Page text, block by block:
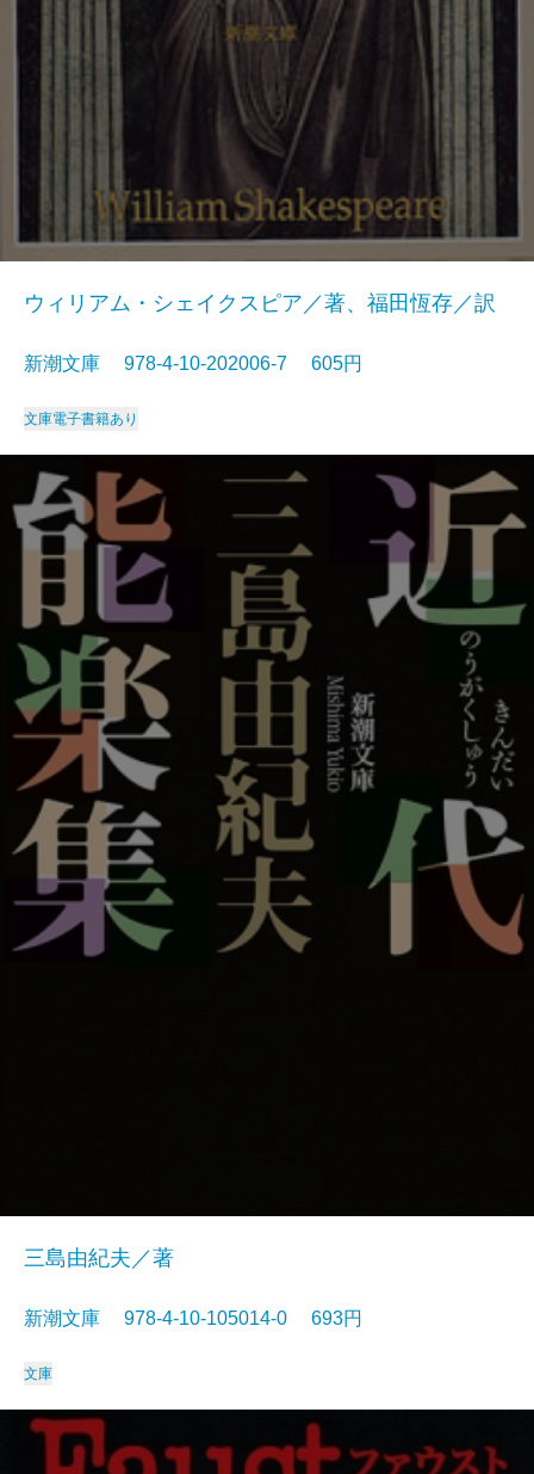
ウィリアム・シェイクスピア／著、福田恆存／訳
新潮文庫 978-4-10-202006-7 605円
文庫電子書籍あり
三島由紀夫／著
新潮文庫 978-4-10-105014-0 693円
文庫